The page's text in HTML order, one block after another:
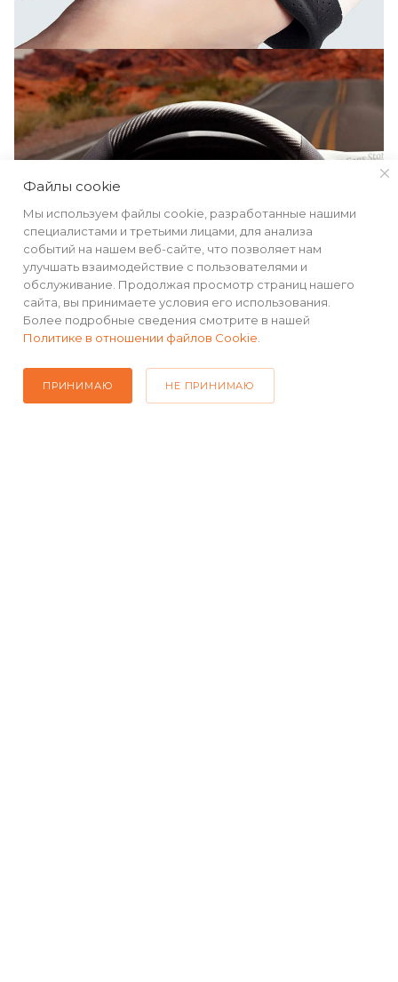
Файлы cookie
Мы используем файлы cookie, разработанные нашими
специалистами и третьими лицами, для анализа
событий на нашем веб-сайте, что позволяет нам
улучшать взаимодействие с пользователями и
обслуживание. Продолжая просмотр страниц нашего
сайта, вы принимаете условия его использования.
Более подробные сведения смотрите в нашей
Политике в отношении файлов Cookie
ПРИНИМАЮ НЕ ПРИНИМАЮ